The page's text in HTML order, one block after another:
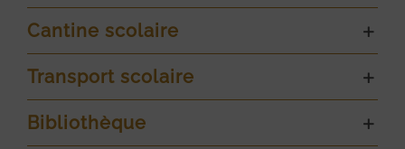
Cantine scolaire
Transport scolaire
Bibliothèque